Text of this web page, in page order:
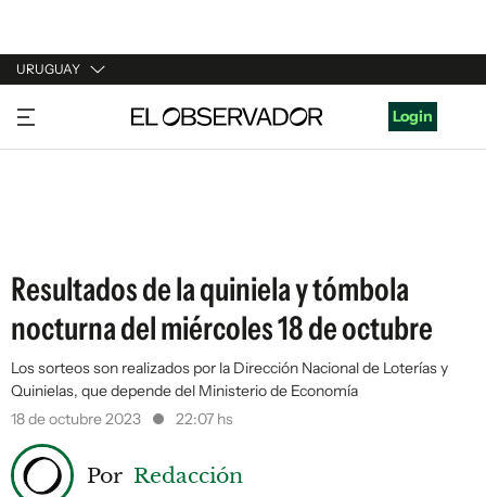
URUGUAY
URUGUAY
ARGENTINA
Login
Resultados de la quiniela y tómbola
nocturna del miércoles 18 de octubre
Los sorteos son realizados por la Dirección Nacional de Loterías y
Quinielas, que depende del Ministerio de Economía
18 de octubre 2023
22:07 hs
Por Redacción